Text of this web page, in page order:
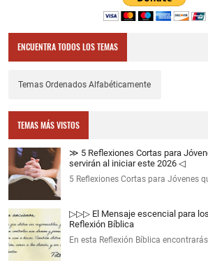
ENCUENTRA TODOS LOS TEMAS
Temas Ordenados Alfabéticamente
TEMAS MÁS VISTOS
≫ 5 Reflexiones Cortas para
servirán al iniciar este 2026 ◁
5 Reflexiones Cortas para Jóvenes
▷▷▷ El Mensaje escencial para
Reflexión Bíblica
En esta Reflexión Bíblica